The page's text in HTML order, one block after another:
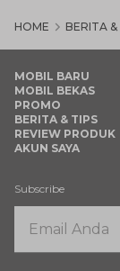
HOME BERITA &
MOBIL BARU
MOBIL BEKAS
PROMO
BERITA & TIPS
REVIEW PRODUK
AKUN SAYA
Subscribe